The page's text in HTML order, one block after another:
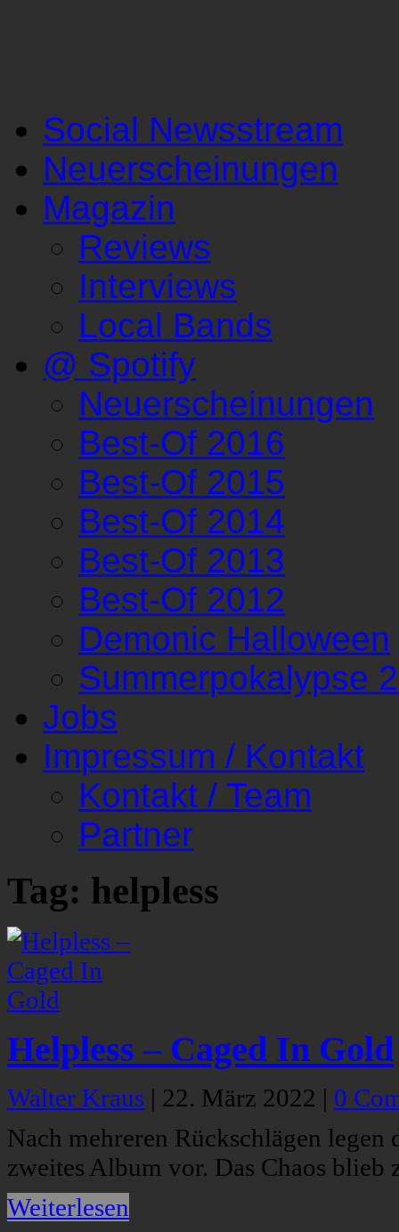
Social Newsstream
Neuerscheinungen
Magazin
Reviews
Interviews
Local Bands
@ Spotify
Neuerscheinungen
Best-Of 2016
Best-Of 2015
Best-Of 2014
Best-Of 2013
Best-Of 2012
Demonic Halloween
Summerpokalypse
Jobs
Impressum / Kontakt
Kontakt / Team
Partner
Tag: helpless
Helpless – Caged In Gold
Walter Kraus | 22. März 2022 | 0
Nach mehreren Rückschlägen
zweites Album vor. Das Chaos blieb
Weiterlesen